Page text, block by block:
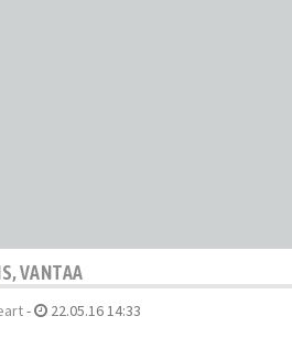
VANTAA
- 22.05.16 14:33